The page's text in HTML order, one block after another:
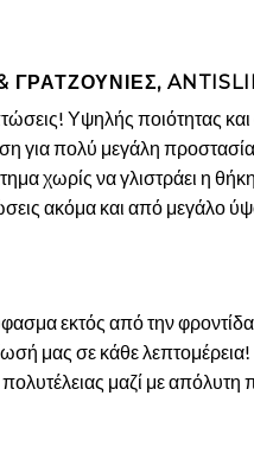
Υψηλής ποιότητας
για πολύ μεγάλη
χωρίς να γλιστράει η
ακόμα και από μεγάλο
εκτός από την
μας σε κάθε λεπτομέρεια!
μαζί με